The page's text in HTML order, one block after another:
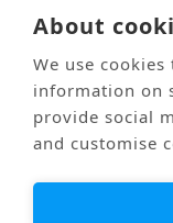
About
We use
information on
provide social
and customise